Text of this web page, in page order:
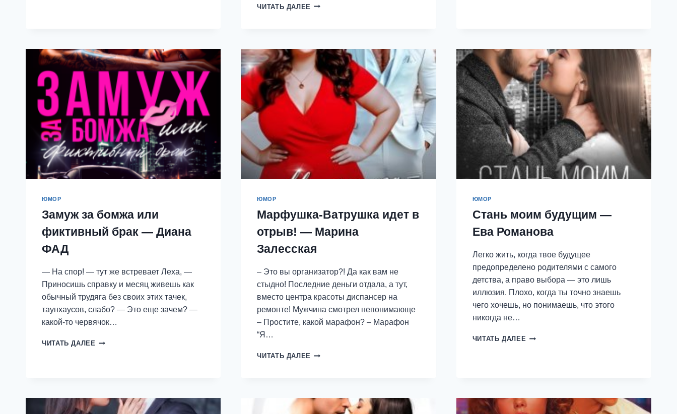
ЧИТАТЬ ДАЛЕЕ НЕГАДАННОЕ
ВЕЛНЕС
ЮМОР
Замуж за бомжа или
фиктивный брак — Диана
ФАД
— На спор! — тут же встревает Леха, —
Приносишь справку и месяц живешь как
обычный трудяга без своих этих тачек,
таунхаусов, слабо? — Это еще зачем? —
какой-то червячок…
ЧИТАТЬ ДАЛЕЕ ЗАМУЖ
—
ДИАНА
ЮМОР
Марфушка-Ватрушка идет в
отрыв! — Марина
Залесская
– Это вы организатор?! Да как вам не
стыдно! Последние деньги отдала, а тут,
вместо центра красоты диспансер на
ремонте! Мужчина смотрел непонимающе
– Простите, какой марафон? – Марафон
“Я…
ЧИТАТЬ ДАЛЕЕ МАРФУШКА-
—
ЮМОР
Стань моим будущим —
Ева Романова
Легко жить, когда твое будущее
предопределено родителями с самого
детства, а право выбора — это лишь
иллюзия. Плохо, когда ты точно знаешь
чего хочешь, но понимаешь, что этого
никогда не…
ЧИТАТЬ ДАЛЕЕ СТАНЬ